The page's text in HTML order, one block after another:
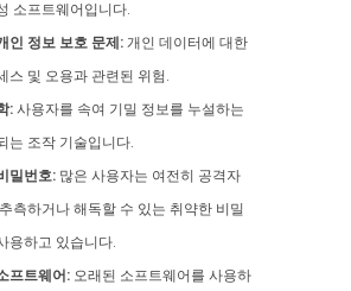
소프트웨어입니다.
인 정보 보호 문제: 개인 데이터에 대한
스 및 오용과 관련된 위험.
: 사용자를 속여 기밀 정보를 누설하는
는 조작 기술입니다.
밀번호: 많은 사용자는 여전히 공격자
측하거나 해독할 수 있는 취약한 비밀
용하고 있습니다.
프트웨어: 오래된 소프트웨어를 사용하